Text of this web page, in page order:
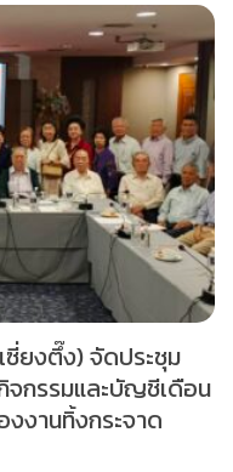
ซี่ยงตึ๊ง) จัดประชุม
จกรรมและบัญชีเดือน
งงานทิ้งกระจาด